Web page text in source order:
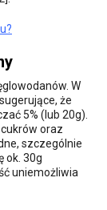
W
że
5% (lub 20g).
oraz
szczególnie
ok. 30g
uniemożliwia